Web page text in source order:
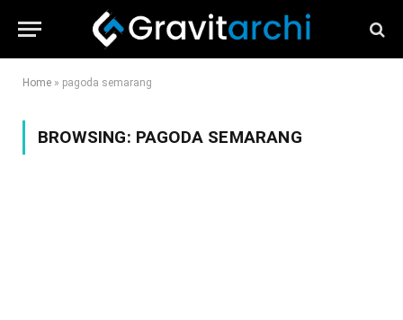
Home » pagoda semarang
BROWSING: PAGODA SEMARANG